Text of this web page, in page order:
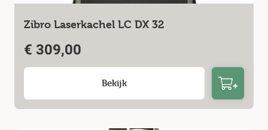
Zibro Laserkachel LC DX 32
€ 309,00
Bekijk